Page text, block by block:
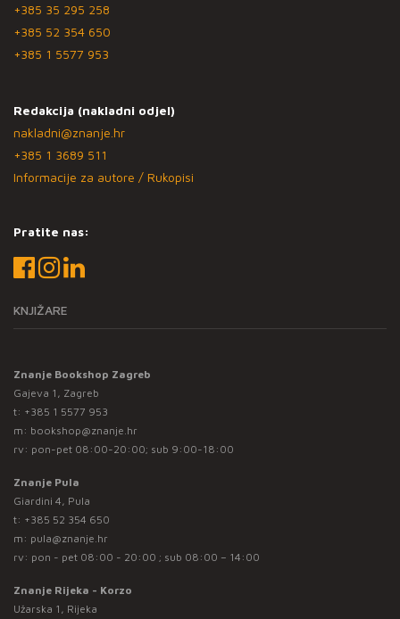
+385 35 295 258
+385 52 354 650
+385 1 5577 953
Redakcija (nakladni odjel)
nakladni@znanje.hr
+385 1 3689 511
Informacije za autore / Rukopisi
Pratite nas:
KNJIŽARE
Znanje Bookshop Zagreb
Gajeva 1, Zagreb
t: +385 1 5577 953
m: bookshop@znanje.hr
rv: pon-pet 08:00-20:00; sub 9:00-18:00
Znanje Pula
Giardini 4, Pula
t: +385 52 354 650
m: pula@znanje.hr
rv: pon - pet 08:00 - 20:00 ; sub 08:00 – 14:00
Znanje Rijeka - Korzo
Užarska 1, Rijeka